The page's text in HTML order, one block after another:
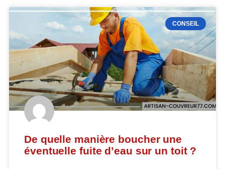
CONSEIL
De quelle manière boucher une
éventuelle fuite d’eau sur un toit ?